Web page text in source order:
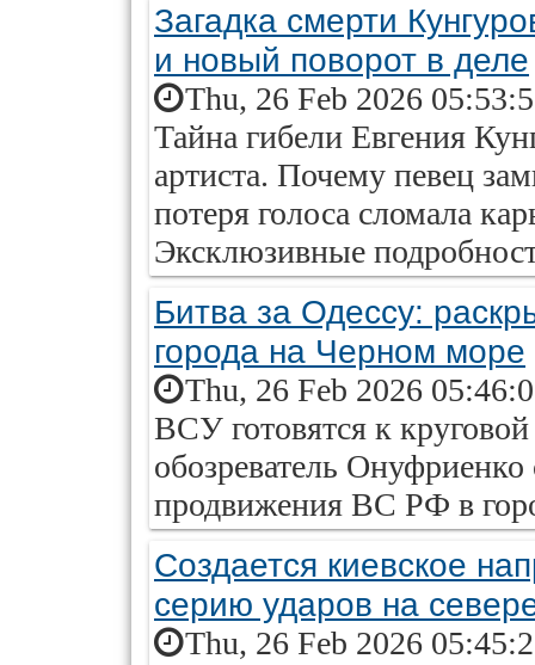
Загадка смерти
и новый поворот в деле
Thu, 26 Feb 2026
Тайна гибели Евгения
артиста. Почему певец
потеря голоса сломала
Эксклюзивные
Битва за Одессу:
города на Черном море
Thu, 26 Feb 2026
ВСУ готовятся к
обозреватель Онуфриенко
продвижения ВС РФ в
Создается киевское
серию ударов на
Thu, 26 Feb 2026